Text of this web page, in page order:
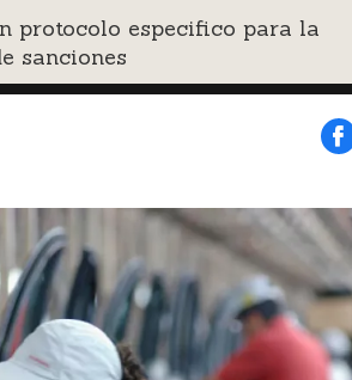
protocolo especifico para la
sanciones